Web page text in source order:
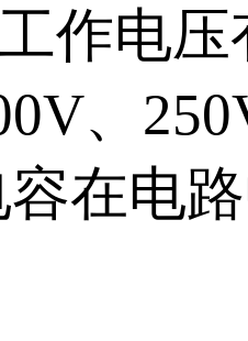
作电
、
在电